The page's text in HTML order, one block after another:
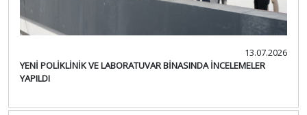
13.07.2026
YENİ POLİKLİNİK VE LABORATUVAR BİNASINDA İNCELEMELER
YAPILDI